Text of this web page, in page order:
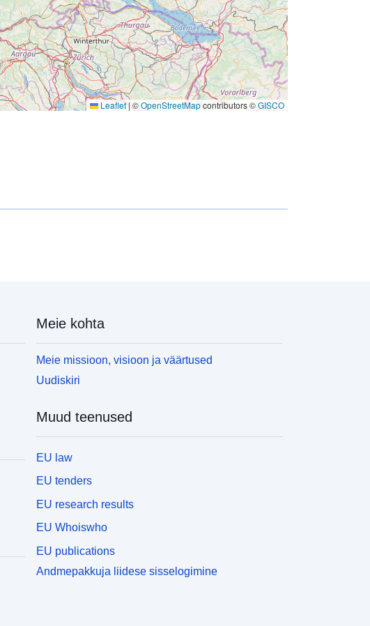
Leaflet|©OpenStreetMapcontributors ©GISCO
Meie kohta
Meie missioon, visioon ja väärtused
Uudiskiri
Muud teenused
EU law
EU tenders
EU research results
EU Whoiswho
EU publications
Andmepakkuja liidese sisselogimine